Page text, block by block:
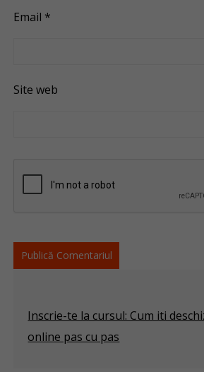
Email *
Site web
Inscrie-te la cursul: Cum iti
online pas cu pas